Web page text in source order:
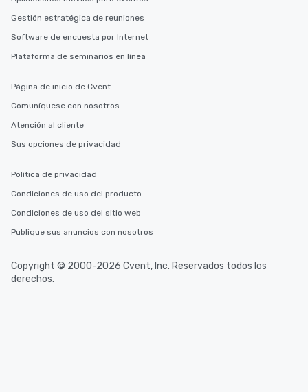
Gestión estratégica de reuniones
Software de encuesta por Internet
Plataforma de seminarios en línea
Página de inicio de Cvent
Comuníquese con nosotros
Atención al cliente
Sus opciones de privacidad
Política de privacidad
Condiciones de uso del producto
Condiciones de uso del sitio web
Publique sus anuncios con nosotros
Copyright © 2000-2026 Cvent, Inc. Reservados todos los
derechos.